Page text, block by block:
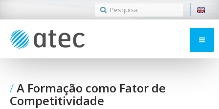
A Formação como Fator de
Competitividade